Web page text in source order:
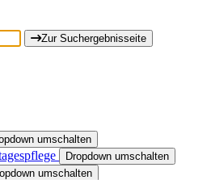
Zur Suchergebnisseite
umschalten
Dropdown umschalten
umschalten